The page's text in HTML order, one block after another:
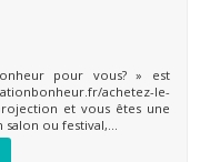
pour vous? » est
achetez-le-
et vous êtes une
ou festival,...